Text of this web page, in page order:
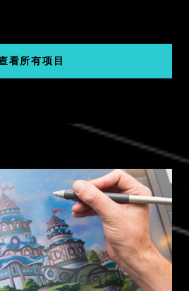
拿大
看所有项目